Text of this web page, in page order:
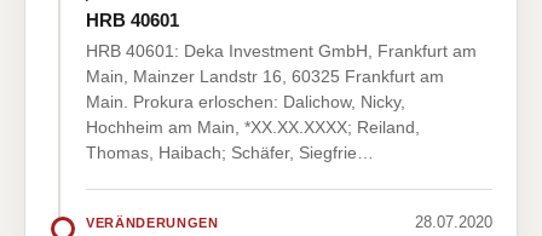
HRB 40601
HRB 40601: Deka Investment GmbH, Frankfurt am
Main, Mainzer Landstr 16, 60325 Frankfurt am
Main. Prokura erloschen: Dalichow, Nicky,
Hochheim am Main, *XX.XX.XXXX; Reiland,
Thomas, Haibach; Schäfer, Siegfrie…
VERÄNDERUNGEN 28.07.2020